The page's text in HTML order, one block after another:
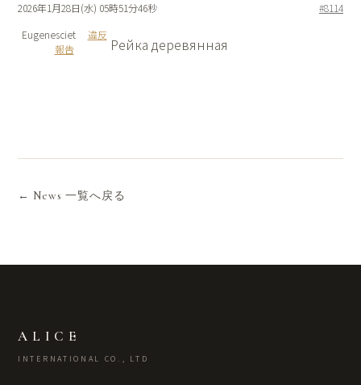
2026年1月28日(水) 05時51分46秒
#8114
Eugenesciet
違反
報告
Рейка деревянная
← News 一覧へ戻る
ALICE
INTERNATIONAL CO., LTD